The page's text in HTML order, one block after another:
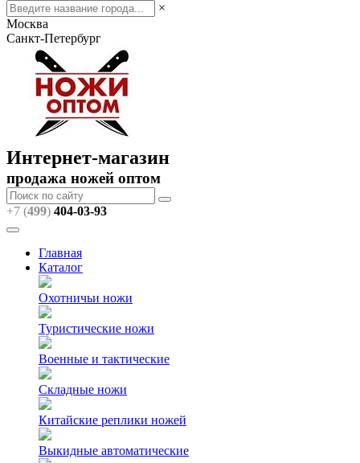
×
Москва
Санкт-Петербург
Интернет-магазин
продажа ножей оптом
+7 (499) 404-03-93
Главная
Каталог
Охотничьи ножи
Туристические ножи
Военные и тактические
Складные ножи
Китайские реплики ножей
Выкидные автоматические